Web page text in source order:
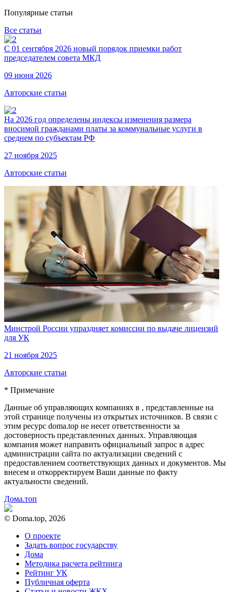
Популярные статьи
Все статьи
С 01 сентября 2026 новый порядок приемки работ
председателем совета МКД
09 июня 2026
Авторские статьи
На 2026 год определены индексы изменения размера
вносимой гражданами платы за коммунальные услуги в
среднем по субъектам РФ
27 ноября 2025
Авторские статьи
Минстрой России упраздняет комиссии по выдаче лицензий
для УК
21 ноября 2025
Авторские статьи
* Примечание
Данные об управляющих компаниях в , представленные на
этой странице получены из открытых источников. В связи с
этим ресурс doma.top не несет ответственности за
достоверность представленных данных. Управляющая
компания может направить официальный запрос в адрес
администрации сайта по актуализации сведений с
предоставлением соответствующих данных и документов. Мы
внесем и откорректируем Ваши данные по факту
актуальности сведений.
Дома.топ
© Doma.top, 2026
О проекте
Задать вопрос государству
Дома
Методика расчета рейтинга
Рейтинг УК
Публичная оферта